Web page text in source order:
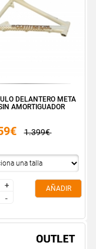
DELANTERO META
AMORTIGUADOR
1.399€
+
-
+
-
AÑADIR